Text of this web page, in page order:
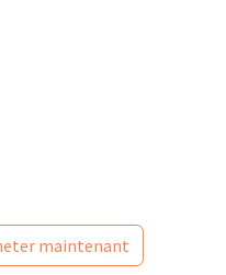
maintenant